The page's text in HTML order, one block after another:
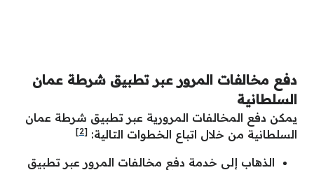
دفع مخالفات المرور عبر تطبيق شرطة عمان
السلطانية
يمكن دفع المخالفات المرورية عبر تطبيق شرطة عمان
السلطانية من خلال اتباع الخطوات التالية: [2]
الذهاب إلى خدمة دفع مخالفات المرور عبر تطبيق